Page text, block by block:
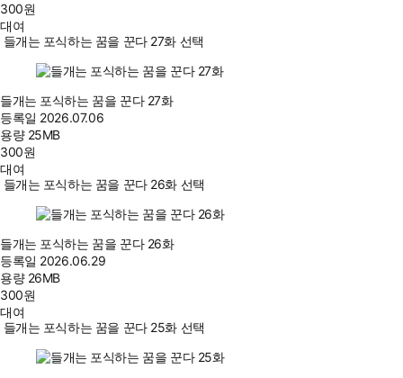
300원
대여
들개는 포식하는 꿈을 꾼다 27화 선택
들개는 포식하는 꿈을 꾼다 27화
등록일 2026.07.06
용량 25MB
300원
대여
들개는 포식하는 꿈을 꾼다 26화 선택
들개는 포식하는 꿈을 꾼다 26화
등록일 2026.06.29
용량 26MB
300원
대여
들개는 포식하는 꿈을 꾼다 25화 선택